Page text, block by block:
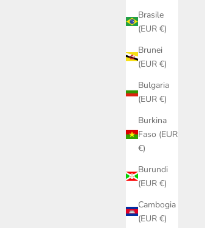
Brasile
(EUR €)
Brunei
(EUR €)
Bulgaria
(EUR €)
Burkina
Faso (EUR
€)
Burundi
(EUR €)
Cambogia
(EUR €)